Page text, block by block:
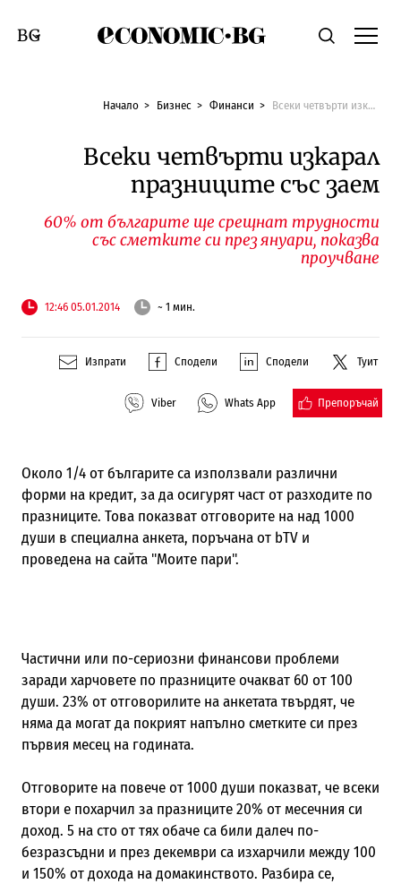
Economic.bgТърсене
Смяна на език
Начало Бизнес Финанси Всеки четвърти изкарал празниците със заем
Всеки четвърти изкарал
празниците със заем
60% от българите ще срещнат трудности
със сметките си през януари, показва
проучване
12:46 05.01.2014 ~ 1 мин.
Изпрати Сподели Сподели Туит
Viber Whats App Препоръчай
Около 1/4 от българите са използвали различни
форми на кредит, за да осигурят част от разходите по
празниците. Това показват отговорите на над 1000
души в специална анкета, поръчана от bTV и
проведена на сайта "Моите пари".
Частични или по-сериозни финансови проблеми
заради харчовете по празниците очакват 60 от 100
души. 23% от отговорилите на анкетата твърдят, че
няма да могат да покрият напълно сметките си през
първия месец на годината.
Отговорите на повече от 1000 души показват, че всеки
втори е похарчил за празниците 20% от месечния си
доход. 5 на сто от тях обаче са били далеч по-
безразсъдни и през декември са изхарчили между 100
и 150% от дохода на домакинството. Разбира се,